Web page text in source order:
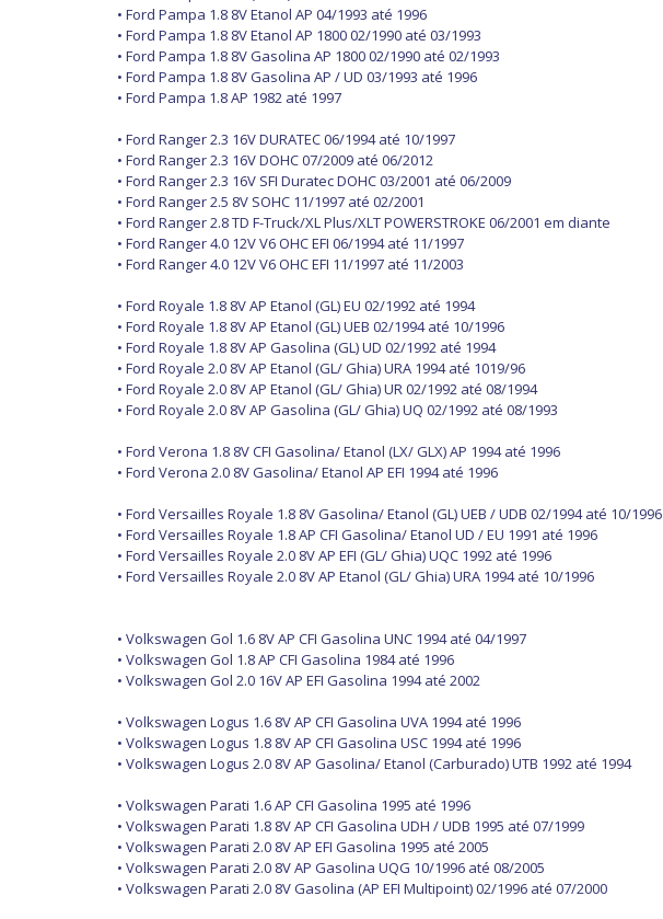
• Ford Pampa 1.8 8V Etanol AP 04/1993 até 1996
• Ford Pampa 1.8 8V Etanol AP 1800 02/1990 até 03/1993
• Ford Pampa 1.8 8V Gasolina AP 1800 02/1990 até 02/1993
• Ford Pampa 1.8 8V Gasolina AP / UD 03/1993 até 1996
• Ford Pampa 1.8 AP 1982 até 1997
• Ford Ranger 2.3 16V DURATEC 06/1994 até 10/1997
• Ford Ranger 2.3 16V DOHC 07/2009 até 06/2012
• Ford Ranger 2.3 16V SFI Duratec DOHC 03/2001 até 06/2009
• Ford Ranger 2.5 8V SOHC 11/1997 até 02/2001
• Ford Ranger 2.8 TD F-Truck/XL Plus/XLT POWERSTROKE 06/2001 em diante
• Ford Ranger 4.0 12V V6 OHC EFI 06/1994 até 11/1997
• Ford Ranger 4.0 12V V6 OHC EFI 11/1997 até 11/2003
• Ford Royale 1.8 8V AP Etanol (GL) EU 02/1992 até 1994
• Ford Royale 1.8 8V AP Etanol (GL) UEB 02/1994 até 10/1996
• Ford Royale 1.8 8V AP Gasolina (GL) UD 02/1992 até 1994
• Ford Royale 2.0 8V AP Etanol (GL/ Ghia) URA 1994 até 1019/96
• Ford Royale 2.0 8V AP Etanol (GL/ Ghia) UR 02/1992 até 08/1994
• Ford Royale 2.0 8V AP Gasolina (GL/ Ghia) UQ 02/1992 até 08/1993
• Ford Verona 1.8 8V CFI Gasolina/ Etanol (LX/ GLX) AP 1994 até 1996
• Ford Verona 2.0 8V Gasolina/ Etanol AP EFI 1994 até 1996
• Ford Versailles Royale 1.8 8V Gasolina/ Etanol (GL) UEB / UDB 02/1994 até 10/1996
• Ford Versailles Royale 1.8 AP CFI Gasolina/ Etanol UD / EU 1991 até 1996
• Ford Versailles Royale 2.0 8V AP EFI (GL/ Ghia) UQC 1992 até 1996
• Ford Versailles Royale 2.0 8V AP Etanol (GL/ Ghia) URA 1994 até 10/1996
• Volkswagen Gol 1.6 8V AP CFI Gasolina UNC 1994 até 04/1997
• Volkswagen Gol 1.8 AP CFI Gasolina 1984 até 1996
• Volkswagen Gol 2.0 16V AP EFI Gasolina 1994 até 2002
• Volkswagen Logus 1.6 8V AP CFI Gasolina UVA 1994 até 1996
• Volkswagen Logus 1.8 8V AP CFI Gasolina USC 1994 até 1996
• Volkswagen Logus 2.0 8V AP Gasolina/ Etanol (Carburado) UTB 1992 até 1994
• Volkswagen Parati 1.6 AP CFI Gasolina 1995 até 1996
• Volkswagen Parati 1.8 8V AP CFI Gasolina UDH / UDB 1995 até 07/1999
• Volkswagen Parati 2.0 8V AP EFI Gasolina 1995 até 2005
• Volkswagen Parati 2.0 8V AP Gasolina UQG 10/1996 até 08/2005
• Volkswagen Parati 2.0 8V Gasolina (AP EFI Multipoint) 02/1996 até 07/2000